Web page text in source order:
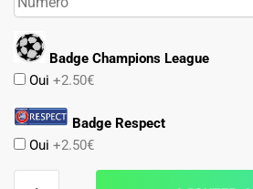
Badge Champions League
Oui +2.50€
Badge Respect
Oui +2.50€